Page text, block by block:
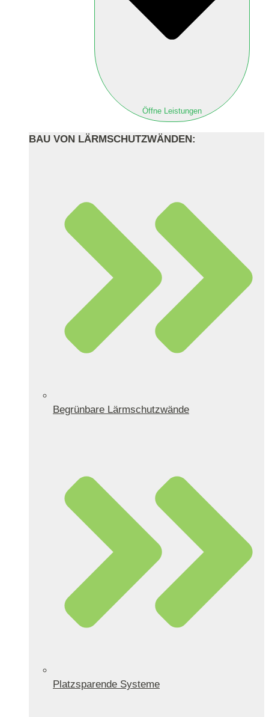
Öffne Leistungen
BAU VON LÄRMSCHUTZWÄNDEN:
Begrünbare Lärmschutzwände
Platzsparende Systeme